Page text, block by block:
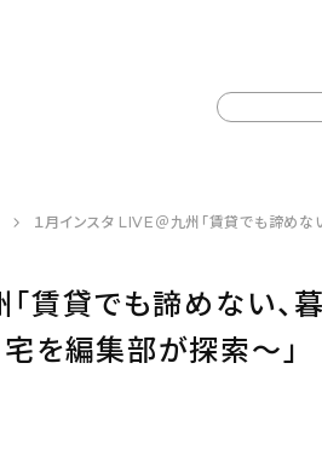
カテゴリ
１月インスタ LIVE＠九州「賃貸でも諦め
賃貸でも諦めない、
を編集部が探索〜」